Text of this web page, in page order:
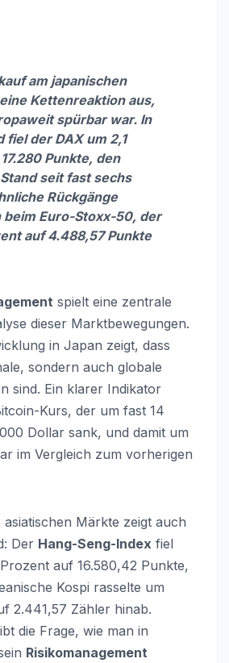
am japanischen
Kettenreaktion aus,
spürbar war. In
fiel der DAX um 2,1
Punkte, den
seit fast sechs
Rückgänge
beim Euro-Stoxx-50, der
auf 4.488,57 Punkte
spielt eine zentrale
dieser Marktbewegungen.
in Japan zeigt, dass
sondern auch globale
sind. Ein klarer Indikator
Kurs, der um fast 14
Dollar sank, und damit um
im Vergleich zum vorherigen
asiatischen Märkte zeigt auch
Der Hang-Seng-Index fiel
auf 16.580,42 Punkte,
Kospi rasselte um
2.441,57 Zähler hinab.
die Frage, wie man in
Risikomanagement